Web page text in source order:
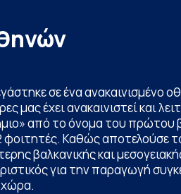
σε ένα ανακαινισμένο
μας έχει ανακαινιστεί και
από το όνομα του πρώτου
φοιτητές. Καθώς αποτελούσε
βαλκανικής και
για την παραγωγή
χώρα.